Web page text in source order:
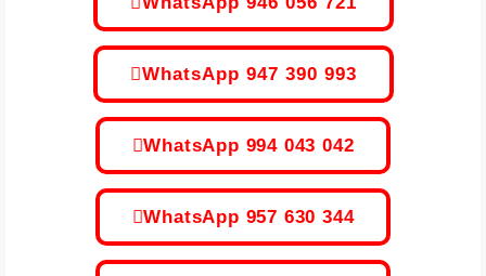
WhatsApp 947 390 993
WhatsApp 994 043 042
WhatsApp 957 630 344